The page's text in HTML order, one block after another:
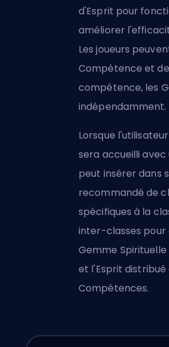
d'Esprit pour
améliorer
Les joueurs
Compétence et
compétence, les
indépendamment.
Lorsque
sera accueilli
peut insérer dans
recommandé de
spécifiques à la
inter-classes pour
Gemme
et l'Esprit distribué
Compétences.